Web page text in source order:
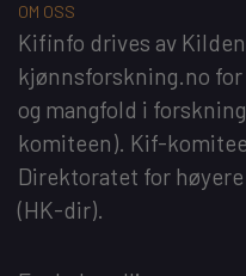
OM OSS
Kifinfo drives av Kilden
kjønnsforskning.no for
og mangfold i
komiteen). Kif-
Direktoratet for
(HK-dir).